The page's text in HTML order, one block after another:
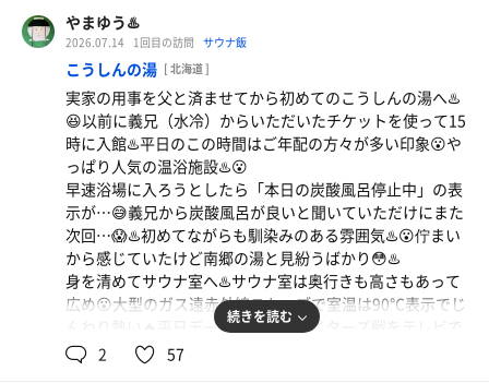
アサヒ生ビールマルエフ
座らされて爆熱🔥🔥😅💦本日のパイセンクイズは少し難解
😅自分は最後の最後におかわり熱波🔥😆💦
汗とともにお腹が空いて3階に戻って飲食🍚本日のサ飯は
ダイナマイトロウリュ麺とミニチキンカツ丼🍜🍚久方振り
のダイナマイトロウリュ麺はやっぱり美味❗️😋
お腹も満たされてリクライニングで少し休憩💺😌と思いき
や気がつけば21時近く🕘⭐️😳やす横とアンビ熱波を逃して
しまった…🤦
気を取り直して21時のロウリュへ…と思ったら目の前に見
覚えのあるシルエット…👤何とペロさん😂職場仲間と宴会
コースだった模様🍻
21時はナンテヒダイ柴野ロウリュ🔥やはり大人気の満員御
礼🈵柴野君の顔が引きつっている😂ヘロヘロになりながら
も熱々熱波🔥周りのガヤもあって盛り上がって終了❗️🔥😆
その後は再度3階でペロさんと職場の仲間の方と乾杯🍻話
やまゆう♨️
2026.07.14 1回目の訪問 サウナ飯
こうしんの湯 [ 北海道 ]
実家の用事を父と済ませてから初めてのこうしんの湯へ♨️
😆以前に義兄（水冷）からいただいたチケットを使って15
時に入館♨️平日のこの時間はご年配の方々が多い印象😮や
っぱり人気の温浴施設♨️😮
早速浴場に入ろうとしたら「本日の炭酸風呂停止中」の表
示が…😅義兄から炭酸風呂が良いと聞いていただけにまた
次回…😱♨️初めてながらも馴染みのある雰囲気♨️😮佇まい
から感じていたけど南郷の湯と見紛うばかり😳♨️
身を清めてサウナ室へ♨️サウナ室は奥行きも高さもあって
広め😮大型のガス遠赤外線ストーブで室温は90℃表示でじ
んわり熱い🔥平日デーゲームのファイターズ戦をテレビで
見ながら汗を流す🔥☺️💦⚾️📺
続きを読む
2 57